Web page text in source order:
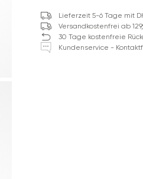
Lieferzeit 5-6 Tage mit
Versandkostenfrei ab
30 Tage kostenfreie
Kundenservice -